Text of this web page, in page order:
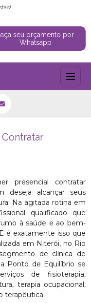
seu orçamento por
Whatsapp
CONTRATAR PENDOTIBA
presencial contratar
deseja alcançar seus
Na agitada rotina em
qualificado que
à saúde e ao bem-
é exatamente isso que
em Niterói, no Rio
de clínica de
Ponto de Equilíbrio se
de fisioterapia,
terapia ocupacional,
terapêutica.